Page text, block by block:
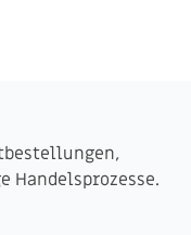
Handelsprozesse.